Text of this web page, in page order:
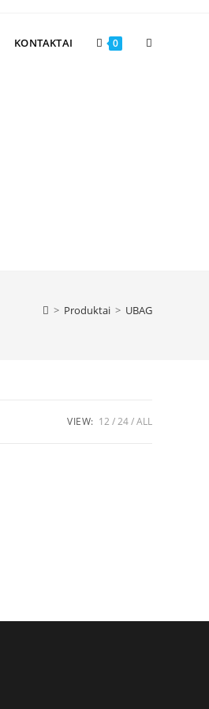
KONTAKTAI 0 Toggle
> Produktai > UBAG
VIEW: 12 24 ALL